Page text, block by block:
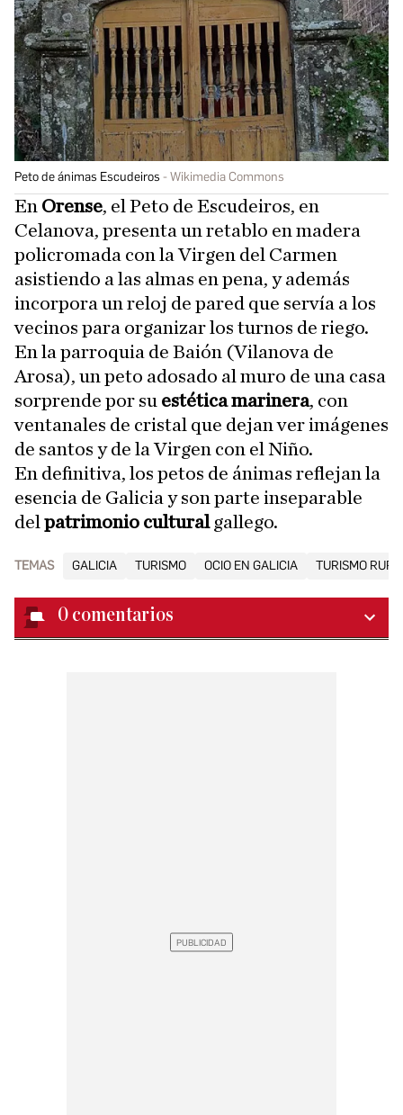
Peto de ánimas Escudeiros Wikimedia Commons
En Orense, el Peto de Escudeiros, en
Celanova, presenta un retablo en madera
policromada con la Virgen del Carmen
asistiendo a las almas en pena, y además
incorpora un reloj de pared que servía a los
vecinos para organizar los turnos de riego.
En la parroquia de Baión (Vilanova de
Arosa), un peto adosado al muro de una casa
sorprende por su estética marinera, con
ventanales de cristal que dejan ver imágenes
de santos y de la Virgen con el Niño.
En definitiva, los petos de ánimas reflejan la
esencia de Galicia y son parte inseparable
del patrimonio cultural gallego.
TEMAS GALICIA TURISMO OCIO EN GALICIA TURISMO
0 comentarios